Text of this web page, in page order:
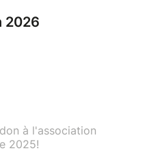
2026
à l'association
2025!